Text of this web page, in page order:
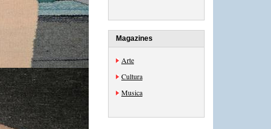
Magazines
Arte
Cultura
Musica